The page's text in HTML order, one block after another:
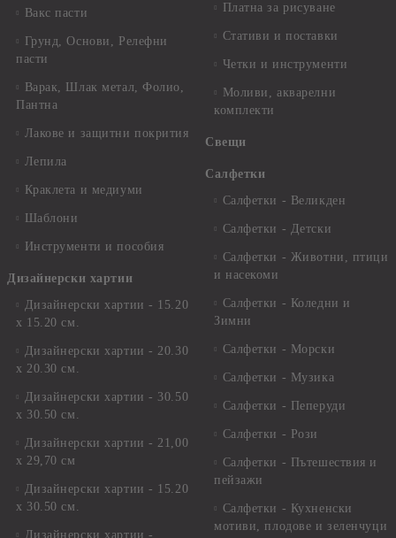
Вакс пасти
Грунд, Основи, Релефни
пасти
Варак, Шлак метал, Фолио,
Пантна
Лакове и защитни покрития
Лепила
Краклета и медиуми
Шаблони
Инструменти и пособия
Дизайнерски хартии
Дизайнерски хартии - 15.20
х 15.20 см.
Дизайнерски хартии - 20.30
х 20.30 см.
Дизайнерски хартии - 30.50
х 30.50 см.
Дизайнерски хартии - 21,00
х 29,70 см
Дизайнерски хартии - 15.20
x 30.50 см.
Дизайнерски хартии -
Платна за рисуване
Стативи и поставки
Четки и инструменти
Моливи, акварелни
комплекти
Свещи
Салфетки
Салфетки - Великден
Салфетки - Детски
Салфетки - Животни, птици
и насекоми
Салфетки - Коледни и
Зимни
Салфетки - Морски
Салфетки - Музика
Салфетки - Пеперуди
Салфетки - Рози
Салфетки - Пътешествия и
пейзажи
Салфетки - Кухненски
мотиви, плодове и зеленчуци